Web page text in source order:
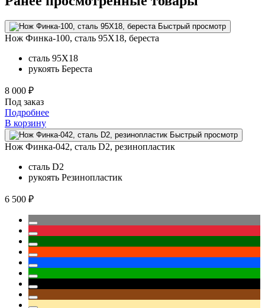
Быстрый просмотр
Нож Финка-100, сталь 95Х18, береста
сталь 95Х18
рукоять Береста
8 000 ₽
Под заказ
Подробнее
В корзину
Быстрый просмотр
Нож Финка-042, сталь D2, резинопластик
сталь D2
рукоять Резинопластик
6 500 ₽